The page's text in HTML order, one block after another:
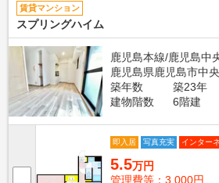
賃貸マンション
スプリングハイム
鹿児島本線/鹿児島中
鹿児島県鹿児島市中
築年数
築23年
建物階数
6階建
即入居 写真充実 インター
5.5万円
管理費等：3,000円